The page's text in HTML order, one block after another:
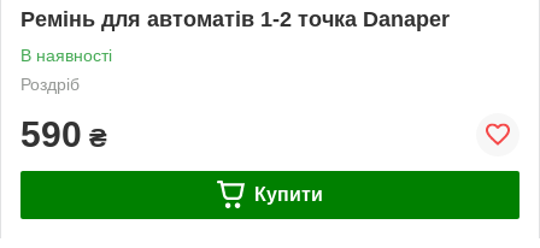
Ремінь для автоматів 1-2 точка Danaper
В наявності
Роздріб
590 ₴
Купити